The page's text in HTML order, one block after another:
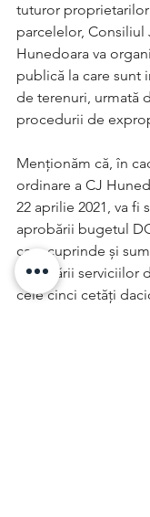
tuturor
parcelelor, Consiliul
Hunedoara va
publică la care sunt
de terenuri, urmată
procedurii de
Menționăm că, în
ordinare a CJ
22 aprilie 2021, va fi
aprobării bugetul
care cuprinde și
asigurării serviciilor
cele cinci cetăți